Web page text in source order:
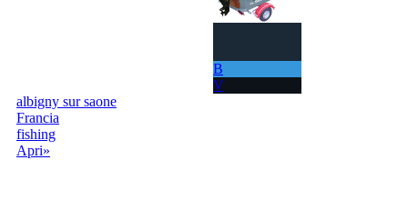
B
V
albigny sur saone
Francia
fishing
Apri»